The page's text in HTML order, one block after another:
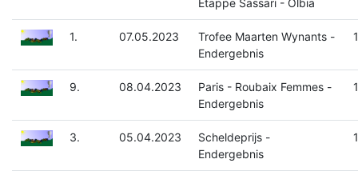
Etappe Sassari - Olbia
1. 07.05.2023
Trofee Maarten Wynants -
Endergebnis
9. 08.04.2023
Paris - Roubaix Femmes -
Endergebnis
3. 05.04.2023
Scheldeprijs -
Endergebnis